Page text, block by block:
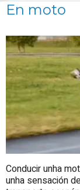
En moto
Conducir unha
unha sensación